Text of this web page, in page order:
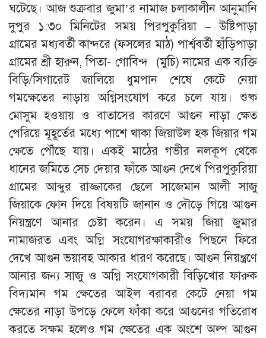
ঘটেছে। আজ শুক্রবার জুমা’র নামাজ চলাকালীন আনুমানি
দুপুর ১:৩০ মিনিটের সময় পিরপুকুরিয়া – উষ্টিপাড়া
গ্রামের মধ্যবর্তী কান্দরে (ফসলের মাঠ) পার্শ্ববর্তী হাঁড়িপাড়া
গ্রামের শ্রী হারুন, পিতা- গোবিন্দ (মুচি) নামের এক ব্যক্তি
বিড়ি/সিগারেট জালিয়ে ধুমপান শেষে কেটে নেয়া
গমক্ষেতের নাড়ায় অগ্নিসংযোগ করে চলে যায়। শুষ্ক
মোসুম হওয়ায় ও বাতাসের কারণে আগুন নাড়া ক্ষেত
পেরিয়ে মূহূর্তের মধ্যে পাশে থাকা জিয়াউল হক জিয়ার গম
ক্ষেতে পৌঁছে যায়। একই মাঠের গভীর নলকূপ থেকে
ধানের জমিতে সেচ দেয়ার ফাঁকে আগুন দেখে পিরপুকুরিয়া
গ্রামের আব্দুর রাজ্জাকের ছেলে সাজেমান আলী সাজু
জিয়াকে ফোন দিয়ে বিষয়টি জানান ও দৌড়ে গিয়ে আগুন
নিয়ন্ত্রণে আনার চেষ্টা করেন। এ সময় জিয়া জুমার
নামাজরত এবং অগ্নি সংযোগরক্ষাকারীও পিছনে ফিরে
দেখে আগুন ভয়াবহ আকার ধারণ করেছে। আগুন নিয়ন্ত্রণে
আনার জন্য সাজু ও অগ্নি সংযোগকারী বিড়িখোর ফারুক
বিদ্যমান গম ক্ষেতের আইল বরাবর কেটে নেয়া গম
ক্ষেতের নাড়া উপড়ে ফেলে ফাঁকা করে আগুনের গতিরোধ
করতে সক্ষম হলেও গম ক্ষেতের এক অংশে অল্প আগুন